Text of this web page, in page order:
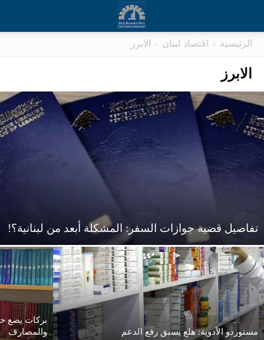
الرئيسية اقتصاد لبنان الابرز
الابرز
تفاصيل قضية جوازات السفر: المشكلة أبعد من لبنانية؟!
مستوردو الأدوية: هلع يسبق رفع الدعم
بركات يضع
والمصارف